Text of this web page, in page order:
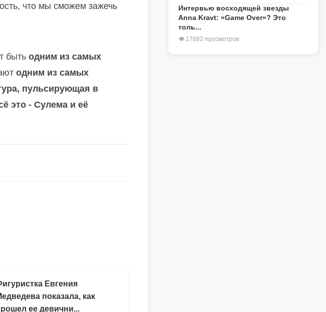
что мы сможем зажечь
быть одним из самых
одним из самых
пульсирующая в
это - Сулема и её
Евгения
показала, как
ее девични...
Интервью восходящей звезды
Anna Kravt: «Game Over»? Это
толь...
👁 17682 просмотров